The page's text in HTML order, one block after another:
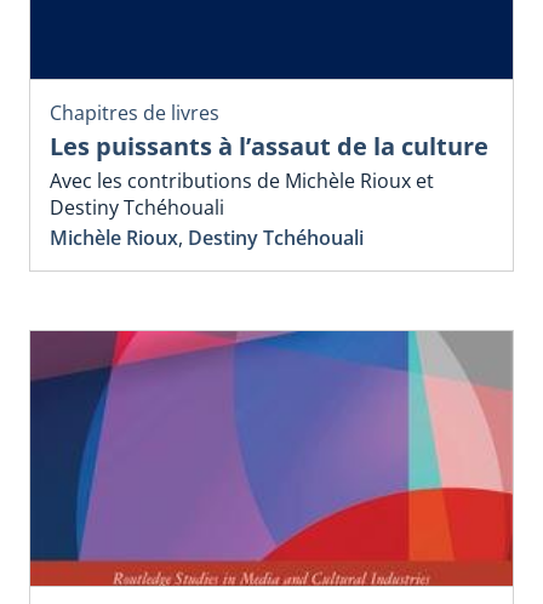
Chapitres de livres
Les puissants à l’assaut de la culture
Avec les contributions de Michèle Rioux et
Destiny Tchéhouali
Michèle Rioux, Destiny Tchéhouali